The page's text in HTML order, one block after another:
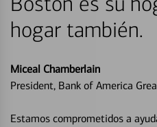
hogar también.
Miceal Chamberlain
President, Bank of America
Estamos comprometidos a